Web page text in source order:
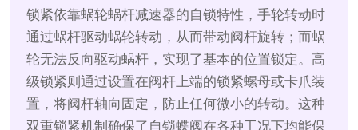
锁紧依靠蜗轮蜗杆减速器的自锁特性，手轮转动时
通过蜗杆驱动蜗轮转动，从而带动阀杆旋转；而蜗
轮无法反向驱动蜗杆，实现了基本的位置锁定。高
级锁紧则通过设置在阀杆上端的锁紧螺母或卡爪装
置，将阀杆轴向固定，防止任何微小的转动。这种
双重锁紧机制确保了自锁蝶阀在各种工况下均能保